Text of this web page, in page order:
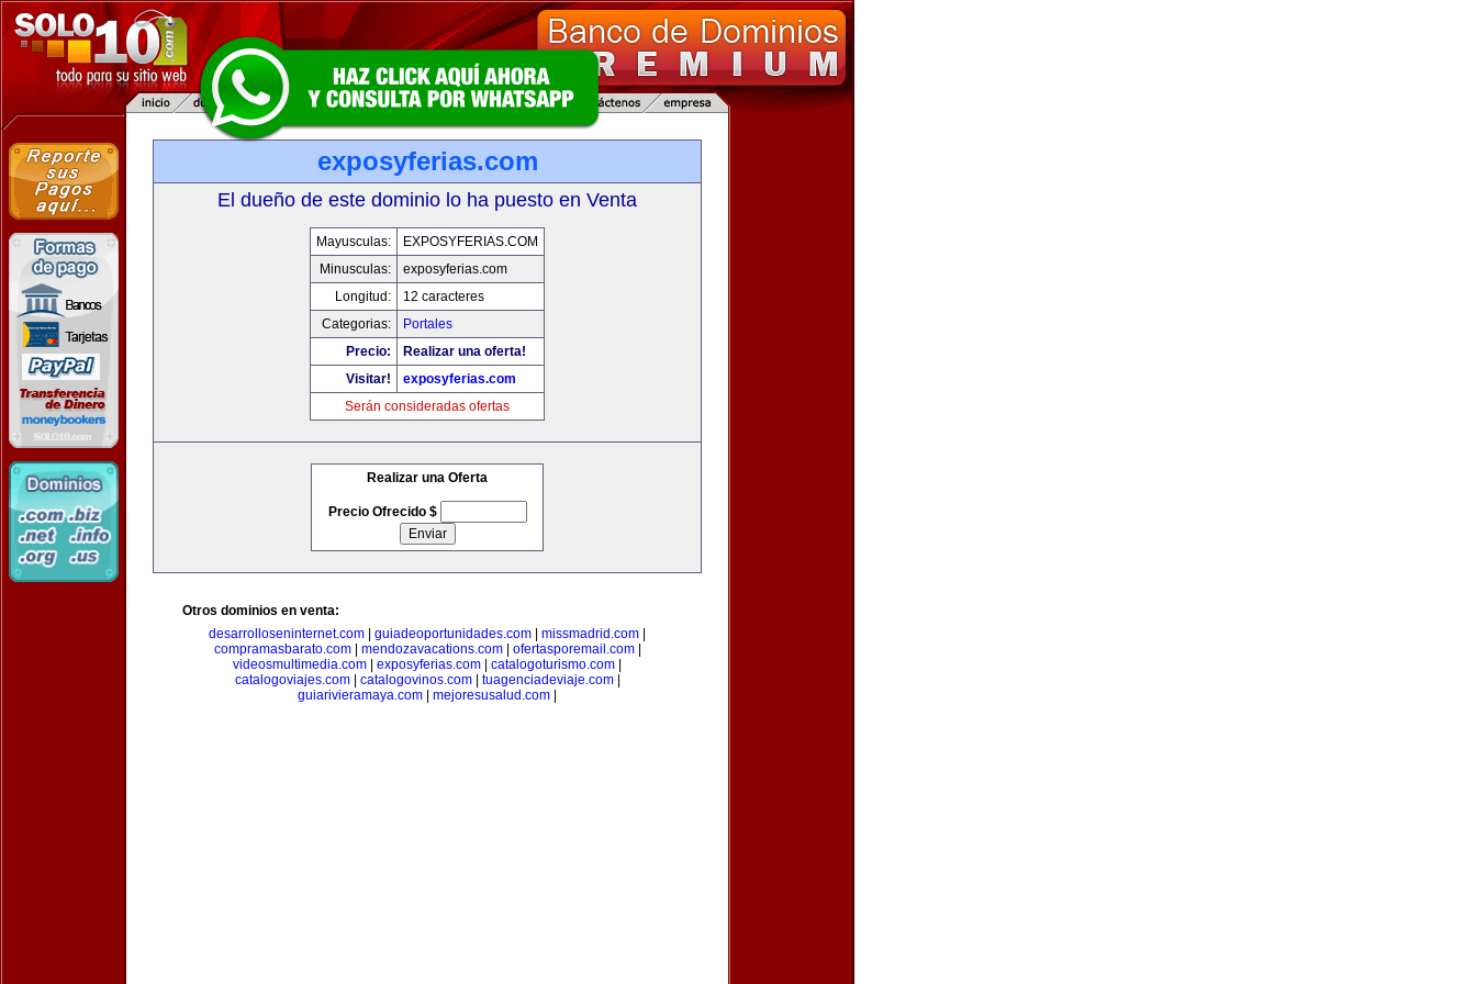
exposyferias.com
El dueño de este dominio lo ha puesto en Venta
Mayusculas:
EXPOSYFERIAS.COM
Minusculas:
exposyferias.com
Longitud:
12 caracteres
Categorias:
Portales
Precio:
Realizar una oferta!
Visitar!
exposyferias.com
Serán consideradas ofertas
Realizar una Oferta
Precio Ofrecido $
Otros dominios en venta:
desarrolloseninternet.com
guiadeoportunidades.com missmadrid.com
compramasbarato.com| mendozavacations.com| ofertasporemail.com|
videosmultimedia.com
exposyferias.com catalogoturismo.com
catalogoviajes.com| catalogovinos.com| tuagenciadeviaje.com|
guiarivieramaya.com
mejoresusalud.com